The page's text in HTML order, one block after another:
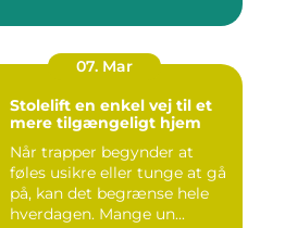
07. Mar
Stolelift en enkel vej til et
mere tilgængeligt hjem
Når trapper begynder at
føles usikre eller tunge at gå
på, kan det begrænse hele
hverdagen. Mange un...